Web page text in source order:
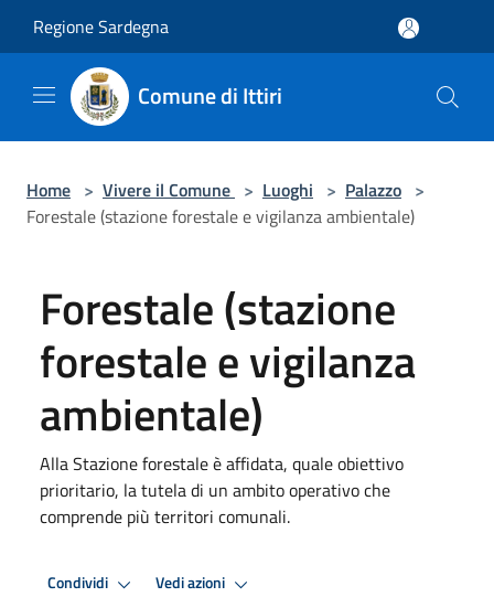
Regione Sardegna
Comune di Ittiri
Home > Vivere il Comune > Luoghi > Palazzo >
Forestale (stazione forestale e vigilanza ambientale)
Forestale (stazione
forestale e vigilanza
ambientale)
Alla Stazione forestale è affidata, quale obiettivo
prioritario, la tutela di un ambito operativo che
comprende più territori comunali.
Condividi Vedi azioni